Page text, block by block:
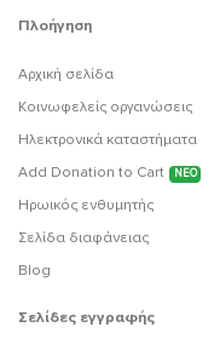
Πλοήγηση
Αρχική σελίδα
Κοινωφελείς οργανώσεις
Ηλεκτρονικά καταστήματα
Add Donation to Cart
ΝΕΟ
Ηρωικός ενθυμητής
Σελίδα διαφάνειας
Blog
Σελίδες εγγραφής